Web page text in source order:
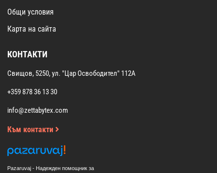
Общи условия
Карта на сайта
КОНТАКТИ
Свищов, 5250, ул. "Цар Освободител" 112А
+359 878 36 13 30
info@zettabytex.com
Към контакти
Pazaruvaj - Надежден помощник за